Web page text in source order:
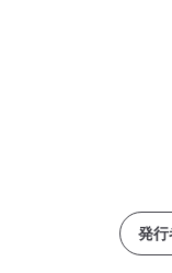
発行